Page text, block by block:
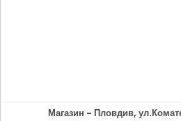
Магазин - Пловдив,